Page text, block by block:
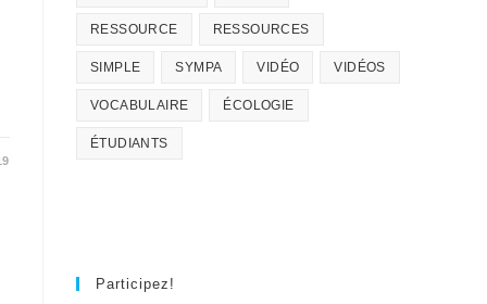
RESSOURCE RESSOURCES
SIMPLE SYMPA VIDÉO VIDÉOS
VOCABULAIRE ÉCOLOGIE
ÉTUDIANTS
Participez!